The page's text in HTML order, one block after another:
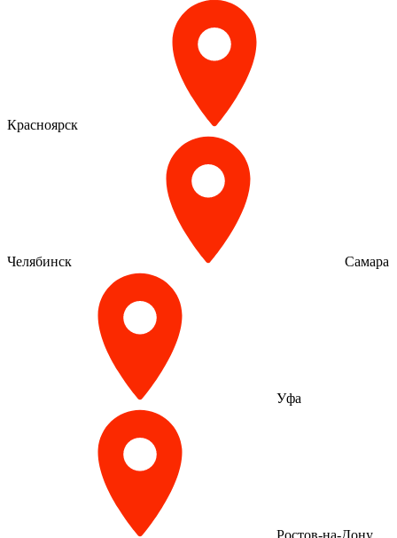
Красноярск
Челябинск Самара
Уфа
Ростов-на-Дону